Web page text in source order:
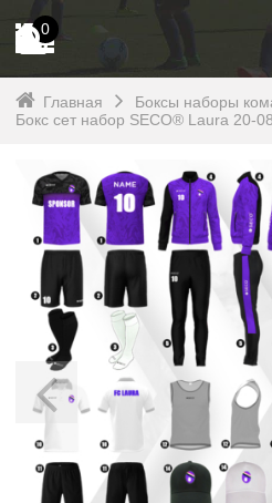
0
Главная
Боксы наборы
Бокс сет набор SECO® Laura 20-